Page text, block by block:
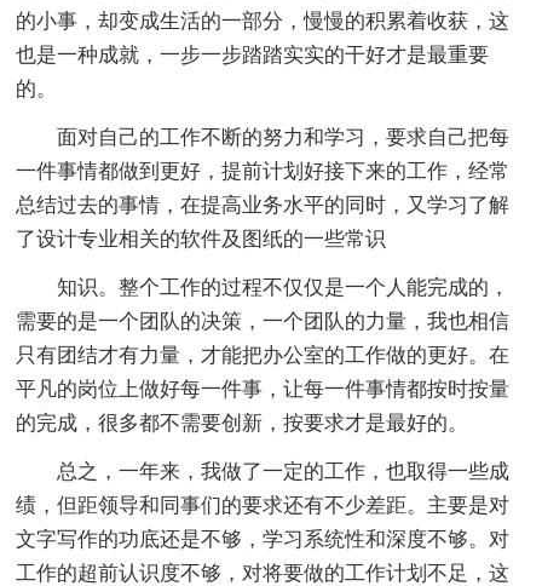
的小事，却变成生活的一部分，慢慢的积累着收获，这
也是一种成就，一步一步踏踏实实的干好才是最重要
的。
面对自己的工作不断的努力和学习，要求自己把每
一件事情都做到更好，提前计划好接下来的工作，经常
总结过去的事情，在提高业务水平的同时，又学习了解
了设计专业相关的软件及图纸的一些常识
知识。整个工作的过程不仅仅是一个人能完成的，
需要的是一个团队的决策，一个团队的力量，我也相信
只有团结才有力量，才能把办公室的工作做的更好。在
平凡的岗位上做好每一件事，让每一件事情都按时按量
的完成，很多都不需要创新，按要求才是最好的。
总之，一年来，我做了一定的工作，也取得一些成
绩，但距领导和同事们的要求还有不少差距。主要是对
文字写作的功底还是不够，学习系统性和深度不够。对
工作的超前认识度不够，对将要做的工作计划不足，这